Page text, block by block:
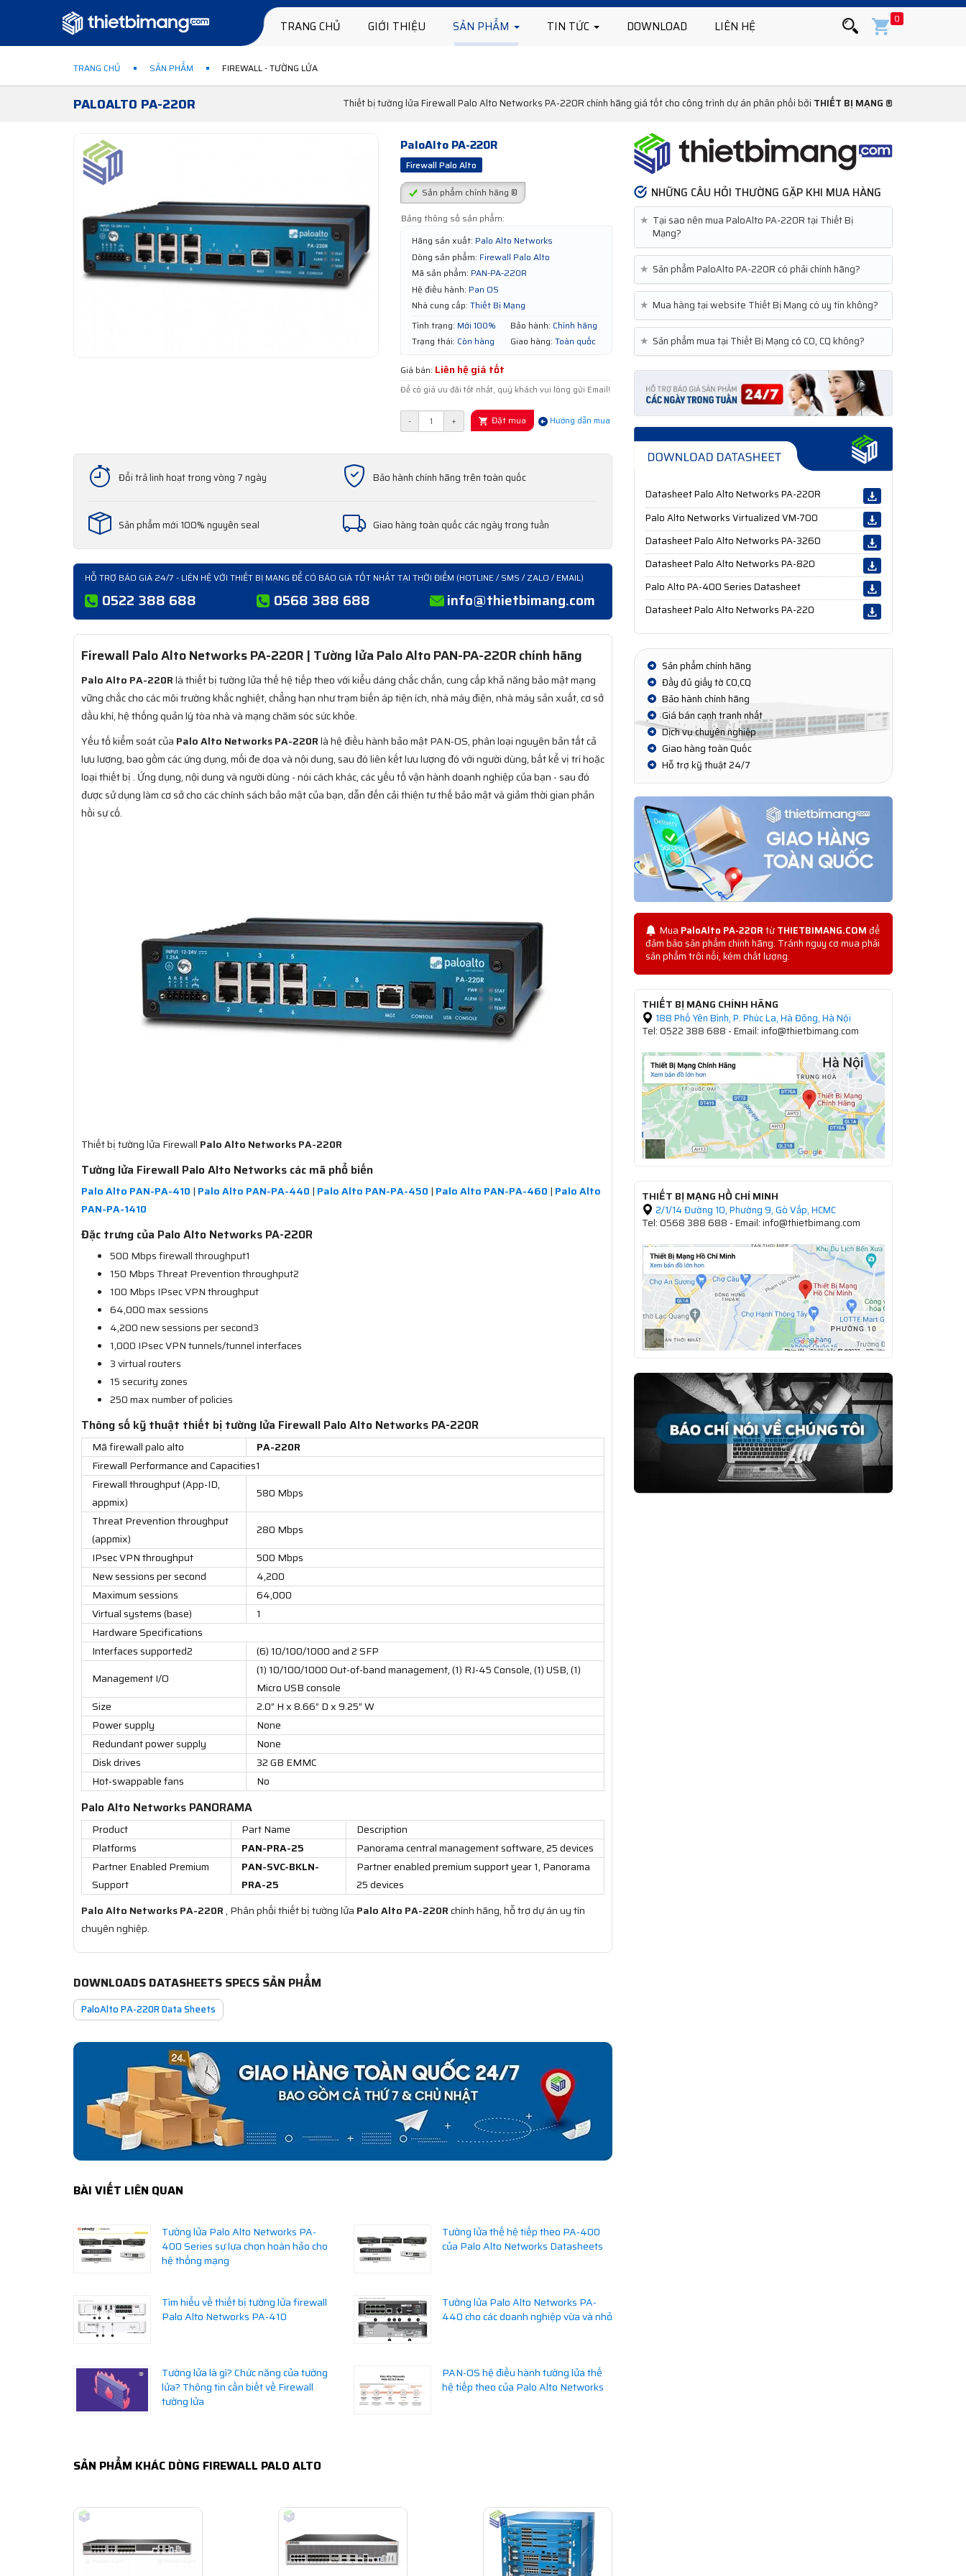
TRANG CHỦ GIỚI THIỆU SẢN PHẨM TIN TỨC DOWNLOAD LIÊN HỆ 0
TRANG CHỦ SẢN PHẨM FIREWALL - TƯỜNG LỬA
PALOALTO PA-220R Thiết bị tường lửa Firewall​ Palo Alto Networks PA-220R chính hãng giá tốt cho công trình dự án phân phối bởi THIẾT BỊ MẠNG ®
PaloAlto PA-220R
Firewall Palo Alto
Sản phẩm chính hãng ®
Bảng thông số sản phẩm:
Hãng sản xuất: Palo Alto Networks
Dòng sản phẩm: Firewall Palo Alto
Mã sản phẩm: PAN-PA-220R
Hệ điều hành: Pan OS
Nhà cung cấp: Thiết Bị Mạng
Tình trạng: Mới 100% Bảo hành: Chính hãng
Trạng thái: Còn hàng Giao hàng: Toàn quốc
Giá bán: Liên hệ giá tốt
Để có giá ưu đãi tốt nhất, quý khách vui lòng gửi Email!
- + Đặt mua Hướng dẫn mua
Đổi trả linh hoạt trong vòng 7 ngày Bảo hành chính hãng trên toàn quốc
Sản phẩm mới 100% nguyên seal Giao hàng toàn quốc các ngày trong tuần
HỖ TRỢ BÁO GIÁ 24/7 - LIÊN HỆ VỚI THIẾT BỊ MẠNG ĐỂ CÓ BÁO GIÁ TỐT NHẤT TẠI THỜI ĐIỂM (HOTLINE / SMS / ZALO / EMAIL)
0522 388 688 0568 388 688 info@thietbimang.com
Firewall​ Palo Alto Networks PA-220R | Tường lửa Palo Alto PAN-PA-220R chính hãng
Palo Alto PA-220Rlà thiết bị tường lửa thế hệ tiếp theo với kiểu dáng chắc chắn, cung cấp khả năng bảo mật mạng
vững chắc cho các môi trường khắc nghiệt, chẳng hạn như trạm biến áp tiện ích, nhà máy điện, nhà máy sản xuất, cơ sở
dầu khí, hệ thống quản lý tòa nhà và mạng chăm sóc sức khỏe.
Yếu tố kiểm soát của Palo Alto Networks PA-220Rlà hệ điều hành bảo mật PAN-OS, phân loại nguyên bản tất cả
lưu lượng, bao gồm các ứng dụng, mối đe dọa và nội dung, sau đó liên kết lưu lượng đó với người dùng, bất kể vị trí hoặc
loại thiết bị . Ứng dụng, nội dung và người dùng - nói cách khác, các yếu tố vận hành doanh nghiệp của bạn - sau đó
được sử dụng làm cơ sở cho các chính sách bảo mật của bạn, dẫn đến cải thiện tư thế bảo mật và giảm thời gian phản
hồi sự cố.
Thiết bị tường lửa Firewall​ Palo Alto Networks PA-220R
Tường lửa Firewall Palo Alto Networks các mã phổ biến
Palo Alto PAN-PA-410 | Palo Alto PAN-PA-440 | Palo Alto PAN-PA-450 | Palo Alto PAN-PA-460 | Palo Alto
PAN-PA-1410
Đặc trưng của Palo Alto Networks PA-220R
500 Mbps firewall throughput1
150 Mbps Threat Prevention throughput2
100 Mbps IPsec VPN throughput
64,000 max sessions
4,200 new sessions per second3
1,000 IPsec VPN tunnels/tunnel interfaces
3 virtual routers
15 security zones
250 max number of policies
Thông số kỹ thuật thiết bị tường lửa Firewall​ Palo Alto Networks PA-220R
Mã firewall palo alto
PA-220R
Firewall Performance and Capacities1
Firewall throughput (App-ID,
appmix)
580 Mbps
Threat Prevention throughput
(appmix)
280 Mbps
IPsec VPN throughput
500 Mbps
New sessions per second
4,200
Maximum sessions
64,000
Virtual systems (base)
1
Hardware Specifications
Interfaces supported2
(6) 10/100/1000 and 2 SFP
Management I/O
(1) 10/100/1000 Out-of-band management, (1) RJ-45 Console, (1) USB, (1)
Micro USB console
Size
2.0” H x 8.66” D x 9.25” W
Power supply
None
Redundant power supply
None
Disk drives
32 GB EMMC
Hot-swappable fans
No
Palo Alto Networks PANORAMA
Product Part Name
Description
Platforms
PAN-PRA-25
Panorama central management software, 25 devices
Partner Enabled Premium
Support
PAN-SVC-BKLN-
PRA-25
Partner enabled premium support year 1, Panorama
25 devices
Palo Alto Networks PA-220R, Phân phối thiết bị tường lửa Palo Alto PA-220Rchính hãng, hỗ trợ dự án uy tín
chuyên nghiệp.
DOWNLOADS DATASHEETS SPECS SẢN PHẨM
PaloAlto PA-220R Data Sheets
BÀI VIẾT LIÊN QUAN
Tường lửa Palo Alto Networks PA-
400 Series sự lựa chọn hoàn hảo cho
hệ thống mạng
Tường lửa thế hệ tiếp theo PA-400
của Palo Alto Networks Datasheets
Tìm hiểu về thiết bị tường lửa firewall
Palo Alto Networks PA-410
Tường lửa Palo Alto Networks PA-
440 cho các doanh nghiệp vừa và nhỏ
Tường lửa là gì? Chức năng của tường
lửa? Thông tin cần biết về Firewall
tường lửa
PAN-OS hệ điều hành tường lửa thế
hệ tiếp theo của Palo Alto Networks
SẢN PHẨM KHÁC DÒNG FIREWALL PALO ALTO
NHỮNG CÂU HỎI THƯỜNG GẶP KHI MUA HÀNG
★ Tại sao nên mua PaloAlto PA-220R tại Thiết Bị
Mạng?
★ Sản phẩm PaloAlto PA-220R có phải chính hãng?
★ Mua hàng tại website Thiết Bị Mạng có uy tín không?
★ Sản phẩm mua tại Thiết Bị Mạng có CO, CQ không?
Datasheet Palo Alto Networks PA-220R
Palo Alto Networks Virtualized VM-700
Datasheet Palo Alto Networks PA-3260
Datasheet Palo Alto Networks PA-820
Palo Alto PA-400 Series Datasheet
Datasheet Palo Alto Networks PA-220
Sản phẩm chính hãng
Đầy đủ giấy tờ CO,CQ
Bảo hành chính hãng
Giá bán cạnh tranh nhất
Dịch vụ chuyên nghiệp
Giao hàng toàn Quốc
Hỗ trợ kỹ thuật 24/7
Mua PaloAlto PA-220RtừTHIETBIMANG.COMđể
đảm bảo sản phẩm chính hãng. Tránh nguy cơ mua phải
sản phẩm trôi nổi, kém chất lượng.
THIẾT BỊ MẠNG CHÍNH HÃNG
188 Phố Yên Bình, P. Phúc La, Hà Đông, Hà Nội
Tel: 0522 388 688 - Email: info@thietbimang.com
THIẾT BỊ MẠNG HỒ CHÍ MINH
2/1/14 Đường 10, Phường 9, Gò Vấp, HCMC
Tel: 0568 388 688 - Email: info@thietbimang.com